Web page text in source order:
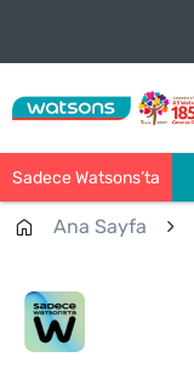
Sadece Watsons’ta
Ana Sayfa